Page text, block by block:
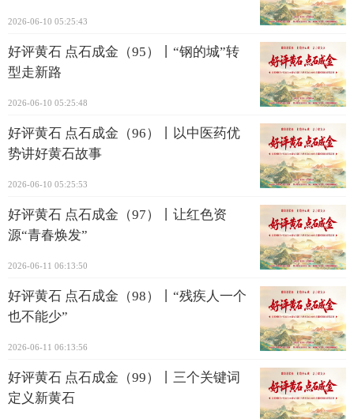
2026-06-10 05:25:43
好评黄石 点石成金（95）丨“钢的城”转
型走新路
2026-06-10 05:25:48
好评黄石 点石成金（96）丨以中医药优
势讲好黄石故事
2026-06-10 05:25:53
好评黄石 点石成金（97）丨让红色资
源“青春焕发”
2026-06-11 06:13:50
好评黄石 点石成金（98）丨“残疾人一个
也不能少”
2026-06-11 06:13:56
好评黄石 点石成金（99）丨三个关键词
定义新黄石